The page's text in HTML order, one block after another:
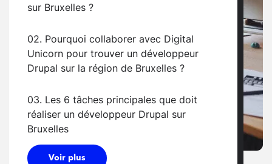
sur Bruxelles ?
02. Pourquoi collaborer avec Digital
Unicorn pour trouver un développeur
Drupal sur la région de Bruxelles ?
03. Les 6 tâches principales que doit
réaliser un développeur Drupal sur
Bruxelles
Voir plus